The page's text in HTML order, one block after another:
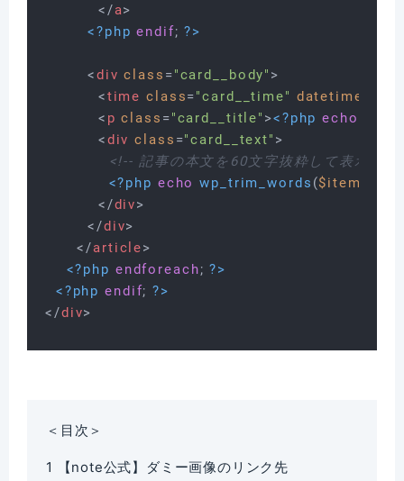
</a>
<?php endif; ?>
<div class ="card__body" >
<time class="card__time" datetime
< p class ="card__title" ><?php echo
<div class ="card__text" >
<!-- 記事の本文を60文字抜粋して表示 -->
<?php echo wp_trim_words ($item
</div>
</div>
</article>
<?php endforeach; ?>
<?php endif; ?>
</div>
＜目次＞
1 【note公式】ダミー画像のリンク先